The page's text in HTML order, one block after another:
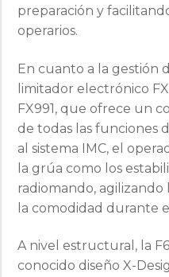
preparación y
operarios.
En cuanto a la gestión
limitador electrónico
FX991, que ofrece un
de todas las funciones
al sistema IMC, el
la grúa como los
radiomando, agilizando
la comodidad durante
A nivel estructural, la
conocido diseño X-